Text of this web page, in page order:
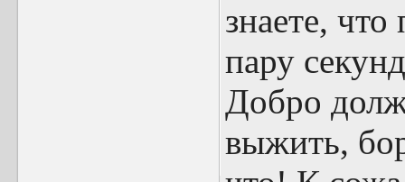
знаете,
пару
Добро
выжить,